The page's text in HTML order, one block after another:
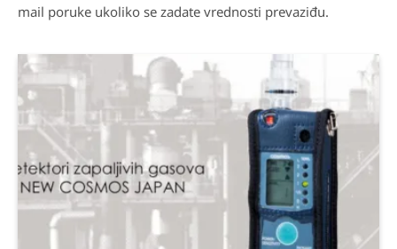
mail poruke ukoliko se zadate vrednosti prevaziđu.